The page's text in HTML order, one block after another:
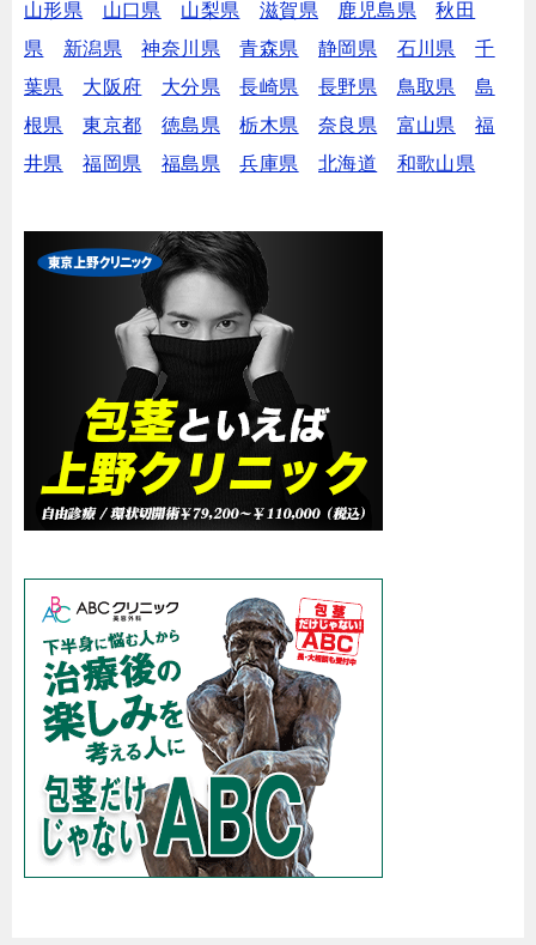
山形県
山口県 山梨県 滋賀県 鹿児島県
秋田
県
新潟県 神奈川県 青森県 静岡県 石川県
千
葉県
大阪府 大分県 長崎県 長野県 鳥取県
島
根県
東京都 徳島県 栃木県 奈良県 富山県
福
井県
福岡県 福島県 兵庫県 北海道 和歌山県